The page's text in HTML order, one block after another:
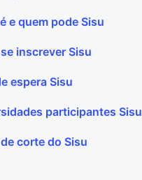
e quem pode Sisu
inscrever Sisu
espera Sisu
participantes Sisu
corte do Sisu